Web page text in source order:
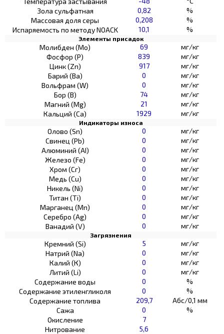
Зола сульфатная
0,82
%
Массовая доля серы
0,208
%
Испаряемость по методу NOACK
10,1 %
Элементы присадок
Молибден (Мо) 69
мг/кг
Фосфор (Р)
839
мг/кг
Цинк (Zn)
917
мг/кг
Барий (Ва)
0
мг/кг
Вольфрам (W)
0
мг/кг
Бор (В)
74
мг/кг
Магний (Mg)
21
мг/кг
Кальций (Са)
1929 мг/кг
Индикаторы износа
Олово (Sn) 0
мг/кг
Свинец (Pb)
0
мг/кг
Алюминий (AI)
0
мг/кг
Железо (Fe)
0
мг/кг
Хром (Сг)
0
мг/кг
Медь (Cu)
0
мг/кг
Никель (Ni)
0
мг/кг
Титан (Ti)
0
мг/кг
Марганец (Mn)
0
мг/кг
Серебро (Ag)
0
мг/кг
Ванадий (V)
0 мг/кг
Загрязнения
Кремний (Si) 5
мг/кг
Натрий (Na)
0
мг/кг
Калий (К)
0
мг/кг
Литий (Li)
0
мг/кг
Содержание воды
0
%
Содержание этиленгликоля
0
%
Содержание топлива
209,7
Абс/0,1 мм
Сажа
0
%
Окисление
7
Нитрование
5,6